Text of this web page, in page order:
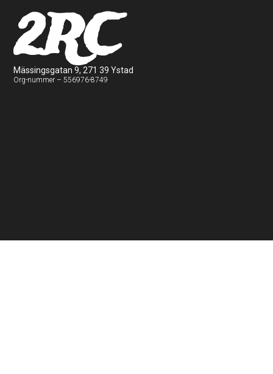
2RC
Mässingsgatan 9, 271 39 Ystad
Org-nummer – 556976-8749